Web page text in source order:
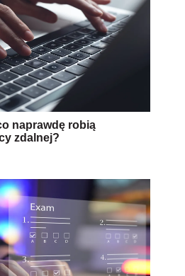
naprawdę robią
zdalnej?